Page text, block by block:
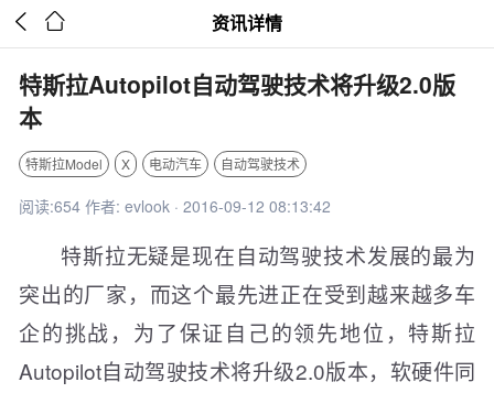
  资讯详情
特斯拉Autopilot自动驾驶技术将升级2.0版
本
特斯拉Model X 电动汽车 自动驾驶技术
阅读:654 作者: evlook · 2016-09-12 08:13:42
特斯拉无疑是现在自动驾驶技术发展的最为
突出的厂家，而这个最先进正在受到越来越多车
企的挑战，为了保证自己的领先地位，特斯拉
Autopilot自动驾驶技术将升级2.0版本，软硬件同